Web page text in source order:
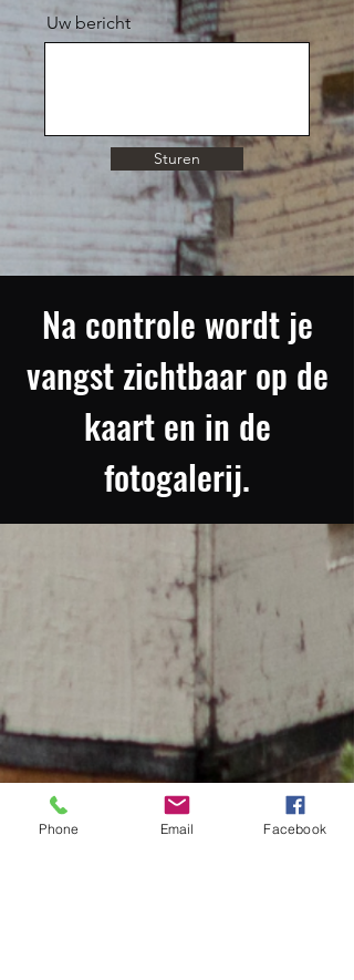
Uw bericht
Sturen
Na controle wordt je
vangst zichtbaar op de
kaart en in de
fotogalerij.
Phone Email Facebook